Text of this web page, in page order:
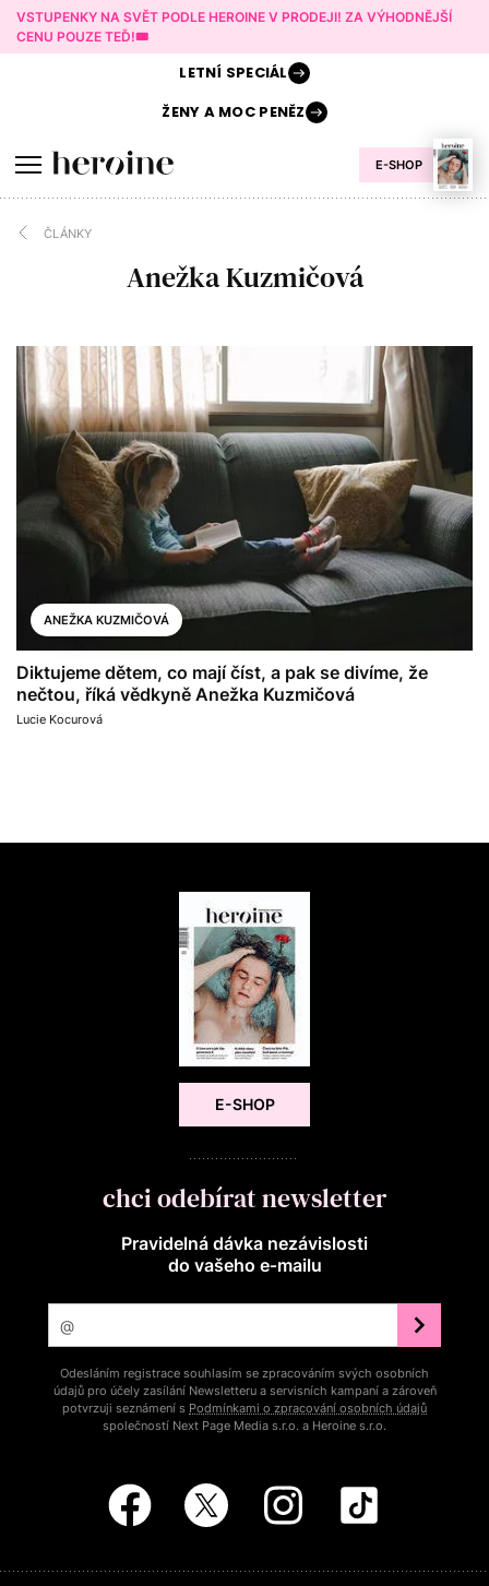
VSTUPENKY NA SVĚT PODLE HEROINE V PRODEJI! ZA VÝHODNĚJŠÍ
CENU POUZE TEĎ!🎟️
E-SHOP
LETNÍ SPECIÁL
ŽENY AMOC PENĚZ
ČLÁNKY
Anežka Kuzmičová
ANEŽKA KUZMIČOVÁ
Diktujeme dětem, co mají číst, a pak se divíme, že
nečtou, říká vědkyně Anežka Kuzmičová
Lucie Kocurová
E-SHOP
chci odebírat newsletter
Pravidelná dávka nezávislosti
do vašeho e‑mailu
Odesláním registrace souhlasím se zpracováním svých osobních
údajů pro účely zasílání Newsletteru a servisních kampaní a zároveň
potvrzuji seznámení s Podmínkami o zpracování osobních údajů
společností Next Page Media s.r.o. a Heroine s.r.o.